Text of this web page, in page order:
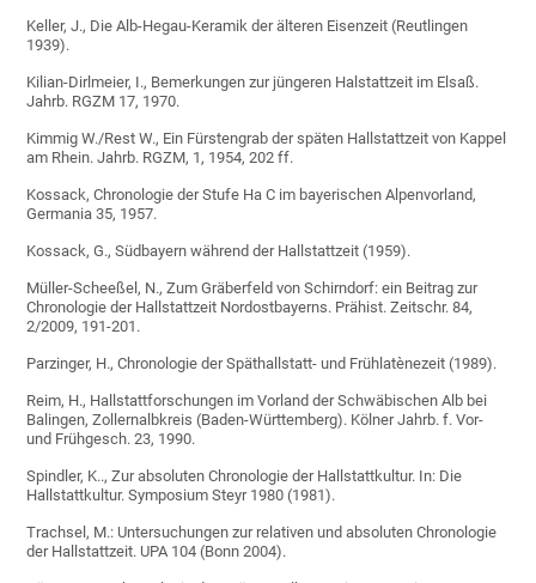
Keller, J., Die Alb-Hegau-Keramik der älteren Eisenzeit (Reutlingen
1939).
Kilian-Dirlmeier, I., Bemerkungen zur jüngeren Halstattzeit im Elsaß.
Jahrb. RGZM 17, 1970.
Kimmig W./Rest W., Ein Fürstengrab der späten Hallstattzeit von Kappel
am Rhein. Jahrb. RGZM, 1, 1954, 202 ff.
Kossack, Chronologie der Stufe Ha C im bayerischen Alpenvorland,
Germania 35, 1957.
Kossack, G., Südbayern während der Hallstattzeit (1959).
Müller-Scheeßel, N., Zum Gräberfeld von Schirndorf: ein Beitrag zur
Chronologie der Hallstattzeit Nordostbayerns. Prähist. Zeitschr. 84,
2/2009, 191-201.
Parzinger, H., Chronologie der Späthallstatt- und Frühlatènezeit (1989).
Reim, H., Hallstattforschungen im Vorland der Schwäbischen Alb bei
Balingen, Zollernalbkreis (Baden-Württemberg). Kölner Jahrb. f. Vor-
und Frühgesch. 23, 1990.
Spindler, K.., Zur absoluten Chronologie der Hallstattkultur. In: Die
Hallstattkultur. Symposium Steyr 1980 (1981).
Trachsel, M.: Untersuchungen zur relativen und absoluten Chronologie
der Hallstattzeit. UPA 104 (Bonn 2004).